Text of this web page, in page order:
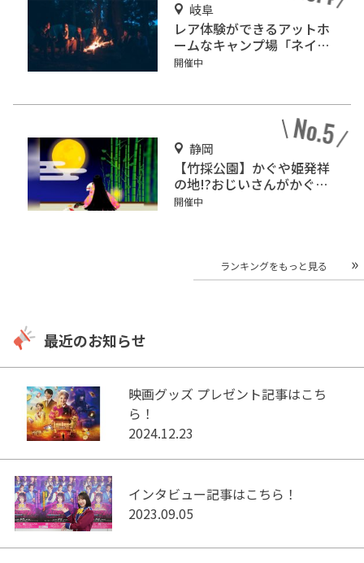
岐阜
レア体験ができるアットホ
ームなキャンプ場「ネイチ
ャーランドかみのほ」
開催中
静岡
【竹採公園】かぐや姫発祥
の地!?おじいさんがかぐや
姫を見つけた場所を見に行
開催中
ランキングをもっと見る
最近のお知らせ
映画グッズ プレゼント記事はこち
ら！
2024.12.23
インタビュー記事はこちら！
2023.09.05